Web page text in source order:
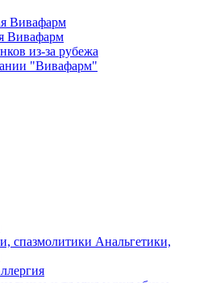
Вивафарм
Вивафарм
из-за рубежа
"Вивафарм"
Анальгетики,